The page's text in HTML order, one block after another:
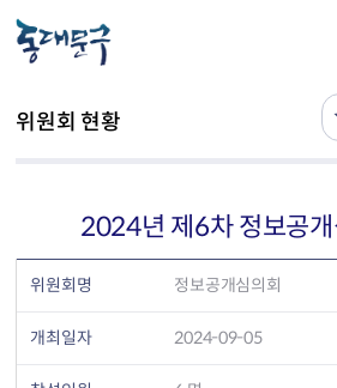
위원회 현황
2024년 제6차 정보공개
위원회명 정보공개심의회
개최일자 2024-09-05